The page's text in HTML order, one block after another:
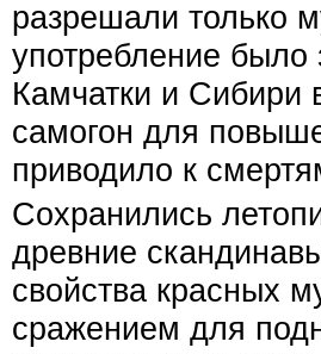
разрешали только
употребление
Камчатки и Сибири
самогон для
приводило к
Сохранились
древние
свойства красных
сражением для